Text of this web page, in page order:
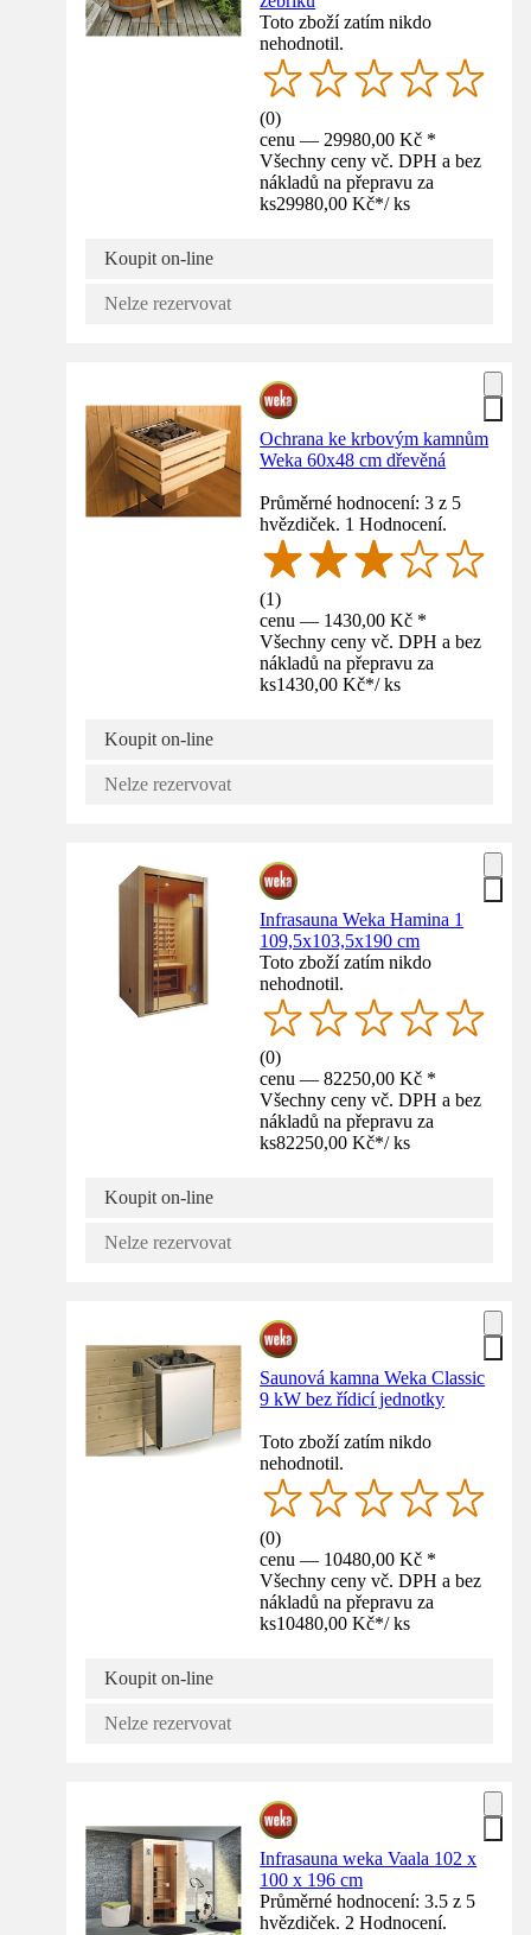
Toto zboží zatím nikdo
nehodnotil.
(0)
cenu — 29980,00 Kč *
Všechny ceny vč. DPH a bez
nákladů na přepravu za
ks29980,00 Kč*/ ks
Koupit on-line
Nelze rezervovat
Ochrana ke krbovým kamnům
Weka 60x48 cm dřevěná
Průměrné hodnocení: 3 z 5
hvězdiček. 1 Hodnocení.
(1)
cenu — 1430,00 Kč *
Všechny ceny vč. DPH a bez
nákladů na přepravu za
ks1430,00 Kč*/ ks
Koupit on-line
Nelze rezervovat
Infrasauna Weka Hamina 1
109,5x103,5x190 cm
Toto zboží zatím nikdo
nehodnotil.
(0)
cenu — 82250,00 Kč *
Všechny ceny vč. DPH a bez
nákladů na přepravu za
ks82250,00 Kč*/ ks
Koupit on-line
Nelze rezervovat
Saunová kamna Weka Classic
9 kW bez řídicí jednotky
Toto zboží zatím nikdo
nehodnotil.
(0)
cenu — 10480,00 Kč *
Všechny ceny vč. DPH a bez
nákladů na přepravu za
ks10480,00 Kč*/ ks
Koupit on-line
Nelze rezervovat
Infrasauna weka Vaala 102 x
100 x 196 cm
Průměrné hodnocení: 3.5 z 5
hvězdiček. 2 Hodnocení.